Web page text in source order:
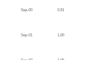
Sep-00 0,91
Sep-01 1,00